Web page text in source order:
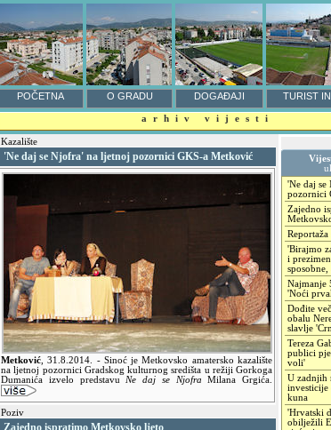
POČETNA O GRADU DOGAĐAJI TURIST
arhiv vijesti
Kazalište
'Ne daj se Njofra' na ljetnoj pozornici GKS-a Metković
Metković ,31.8.2014. - Sinoć je Metkovsko amatersko kazalište
na ljetnoj pozornici Gradskog kulturnog središta u režiji Gorkoga
Dumanića izvelo predstavu Ne daj se Njofra Milana Grgića.
Poziv
Zajedno ispratimo Metkovsko ljeto
'Ne daj se
pozornici
Zajedno
'Birajmo
i
Najmanje
'Noći
Dođite
obalu
slavlje
Tereza
publici
voli'
U zadnjih
investicije
kuna
'Hrvatski
obilježili